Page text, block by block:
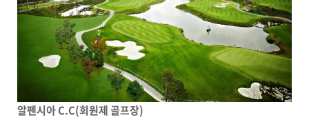
알펜시아 C.C(회원제 골프장)